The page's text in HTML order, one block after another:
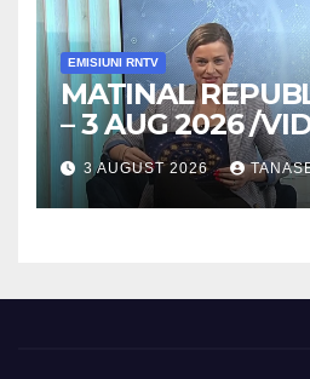
EMISIUNI RNTV
MATINAL
– 3 AUG 2026 /
3 AUGUST 2026